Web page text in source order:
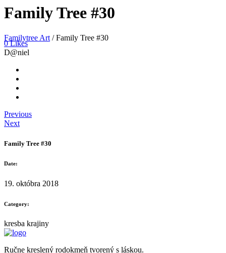
Family Tree #30
Familytree Art /Family Tree #30
0 Likes
D@niel
Previous
Next
Family Tree #30
Date:
19. októbra 2018
Category:
kresba krajiny
Ručne kreslený rodokmeň tvorený s láskou.